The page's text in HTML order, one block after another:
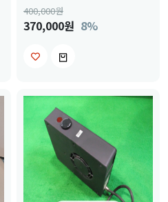
400,000원
370,000원 8%